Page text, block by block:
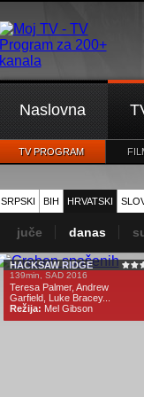
Naslovna
TV PROGRAM
SRPSKI BIH HRVATSKI
juče danas
HACKSAW RIDGE
139min, SAD 2016
Teresa Palmer, Andrew
Garfield, Luke Bracey...
Režija: Mel Gibson